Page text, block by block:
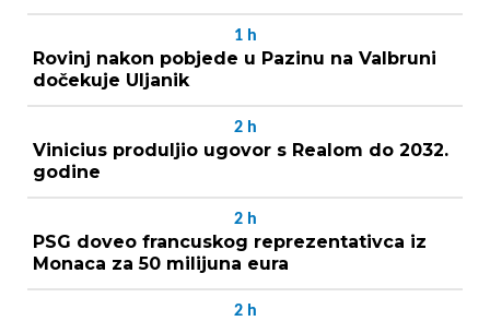
1 h
Rovinj nakon pobjede u Pazinu na Valbruni
dočekuje Uljanik
2 h
Vinicius produljio ugovor s Realom do 2032.
godine
2 h
PSG doveo francuskog reprezentativca iz
Monaca za 50 milijuna eura
2 h